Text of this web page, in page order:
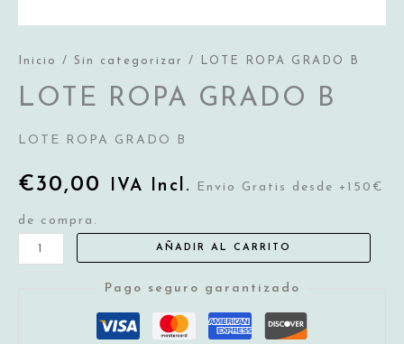
Inicio / Sin categorizar / LOTE ROPA GRADO B
LOTE ROPA GRADO B
LOTE ROPA GRADO B
€30,00 IVA Incl. Envio Gratis desde +150€
de compra.
LOTE
ROPA
AÑADIR AL CARRITO
Pago seguro garantizado